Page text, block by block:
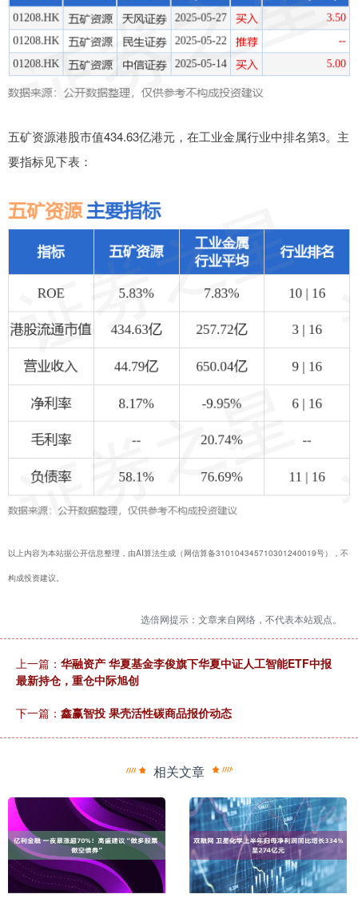
五矿资源港股市值434.63亿港元，在工业金属行业中排名第3。主
要指标见下表：
以上内容为本站据公开信息整理，由AI算法生成（网信算备310104345710301240019号），不
构成投资建议。
选倍网提示：文章来自网络，不代表本站观点。
上一篇： 华融资产 华夏基金李俊旗下华夏中证人工智能ETF中报
最新持仓，重仓中际旭创
下一篇： 鑫赢智投 果壳活性碳商品报价动态
相关文章